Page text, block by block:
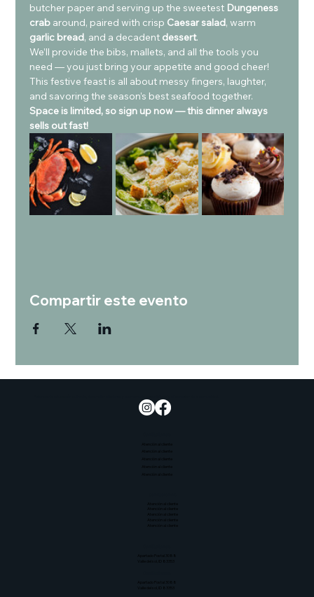
butcher paper and serving up the sweetest Dungeness
crab around, paired with crisp Caesar salad, warm
garlic bread, and a decadent dessert.
We’ll provide the bibs, mallets, and all the tools you
need — you just bring your appetite and good cheer!
This festive feast is all about messy fingers, laughter,
and savoring the season’s best seafood together.
Space is limited, so sign up now — this dinner always
sells out fast!
Compartir este evento
Apartado Postal 3088
Valle del sol, ID 83353
Apartado Postal 3088
Valle del sol, ID 83353
Atención al cliente
Atención al cliente
Atención al cliente
Atención al cliente
Atención al cliente
Atención al cliente
Atención al cliente
Atención al cliente
Atención al cliente
Atención al cliente